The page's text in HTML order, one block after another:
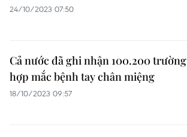
24/10/2023 07:50
Cả nước đã ghi nhận 100.200 trường
hợp mắc bệnh tay chân miệng
18/10/2023 09:57